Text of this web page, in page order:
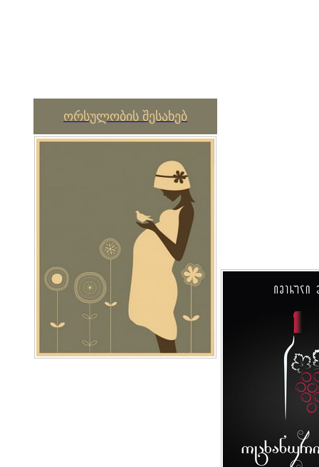
ორსულობის შესახებ